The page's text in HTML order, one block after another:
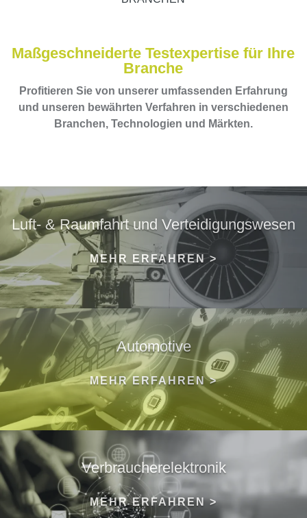
Maßgeschneiderte Testexpertise für Ihre
Branche
Profitieren Sie von unserer umfassenden Erfahrung
und unseren bewährten Verfahren in verschiedenen
Branchen, Technologien und Märkten.
Luft- & Raumfahrt und Verteidigungswesen
MEHR ERFAHREN >
Automotive
MEHR ERFAHREN >
Verbraucherelektronik
MEHR ERFAHREN >